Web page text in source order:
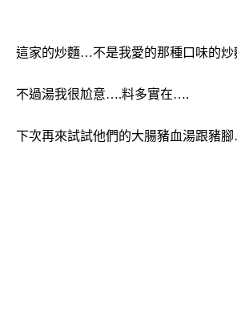
這家的炒麵…不是我愛的那種口味的
不過湯我很尬意….料多實在….
下次再來試試他們的大腸豬血湯跟豬